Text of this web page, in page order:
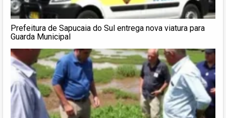
Prefeitura de Sapucaia do Sul entrega nova viatura para
Guarda Municipal